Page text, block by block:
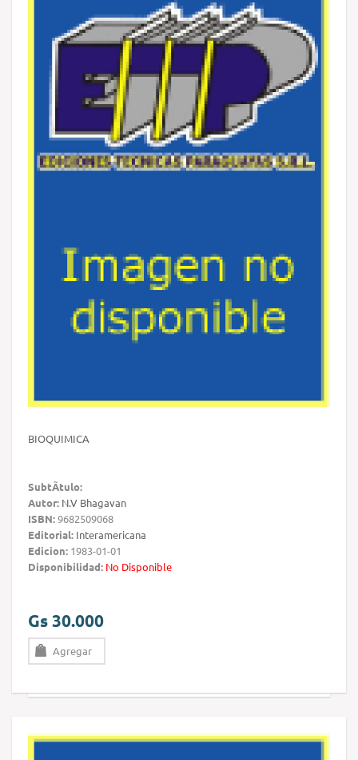
BIOQUIMICA
SubtÃ­tulo:
Autor: N.V Bhagavan
ISBN:9682509068
Editorial: Interamericana
Edicion: 1983-01-01
Disponibilidad: No Disponible
Gs 30.000
Agregar